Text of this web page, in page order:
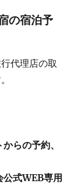
の宿泊予
代理店の取
らの予約、
式WEB専用